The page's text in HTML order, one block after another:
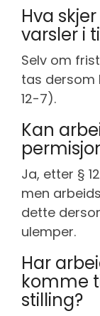
Hva
varsler i
Selv om
tas
12-7).
Kan
Ja, etter §
men
dette
ulemper.
Har
komme
stilling?